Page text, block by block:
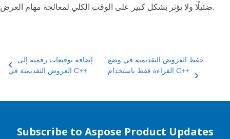
ضئيلًا ولا يؤثر بشكل كبير على الوقت الكلي لمعالجة مهام العرض.
إضافة توقيعات رقمية إلى
العروض التقديمية في C++
حفظ العروض التقديمية في وضع
القراءة فقط باستخدام C++
Subscribe to Aspose Product Updates